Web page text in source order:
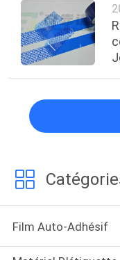
Film Auto-Adhésif